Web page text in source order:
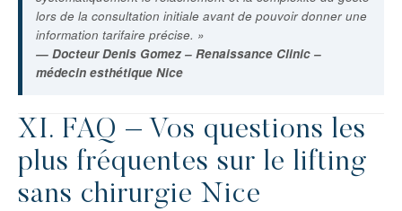
lors de la consultation initiale avant de pouvoir donner une
information tarifaire précise. »
— Docteur Denis Gomez – Renaissance Clinic –
médecin esthétique Nice
XI. FAQ – Vos questions les
plus fréquentes sur le lifting
sans chirurgie Nice